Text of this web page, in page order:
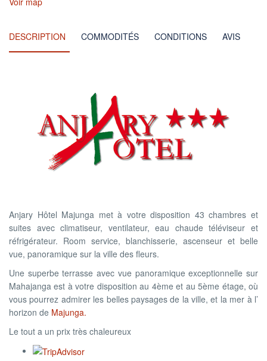
DESCRIPTION COMMODITÉS CONDITIONS AVIS
Anjary Hôtel Majunga met à votre disposition 43 chambres et
suites avec climatiseur, ventilateur, eau chaude téléviseur et
réfrigérateur. Room service, blanchisserie, ascenseur et belle
vue, panoramique sur la ville des fleurs.
Une superbe terrasse avec vue panoramique exceptionnelle sur
Mahajanga est à votre disposition au 4ème et au 5ème étage, où
vous pourrez admirer les belles paysages de la ville, et la mer à l’
horizon de Majunga.
Le tout a un prix très chaleureux